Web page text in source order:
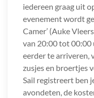
iedereen graag uit
evenement wordt
Camer’ (Auke
van 20:00 tot 00:00
eerder te arriveren,
zusjes en broertjes
Sail registreert ben
avondeten, de